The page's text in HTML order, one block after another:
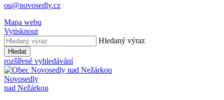
ou@novosedly.cz
Mapa webu
Vytisknout
Hledaný výraz
Hledat
rozšířené vyhledávání
Novosedly
nad Nežárkou